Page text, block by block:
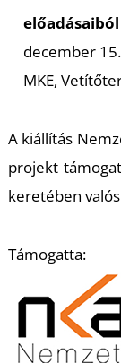
előadásaiból
december
MKE,
A kiállítás
projekt
keretében
Támogatta: